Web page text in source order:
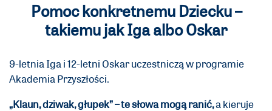
Pomoc konkretnemu Dziecku –
takiemu jak Iga albo Oskar
9-letnia Iga i 12-letni Oskar uczestniczą w programie
Akademia Przyszłości.
„Klaun, dziwak, głupek” – te słowa mogą ranić,a kieruje